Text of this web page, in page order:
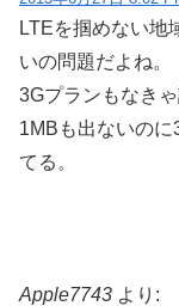
LTEを掴めない地
いの問題だよね。
3Gプランもなきゃ
1MBも出ないの
てる。
Apple7743 より: